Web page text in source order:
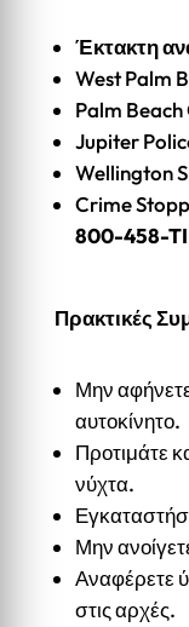
Έκτακτη
West Palm
Palm Beach
Jupiter
Wellington
Crime
800-458-
Πρακτικές
Μην
αυτοκίνητο.
Προτιμάτε
νύχτα.
Μην
Αναφέρετε
στις αρχές.